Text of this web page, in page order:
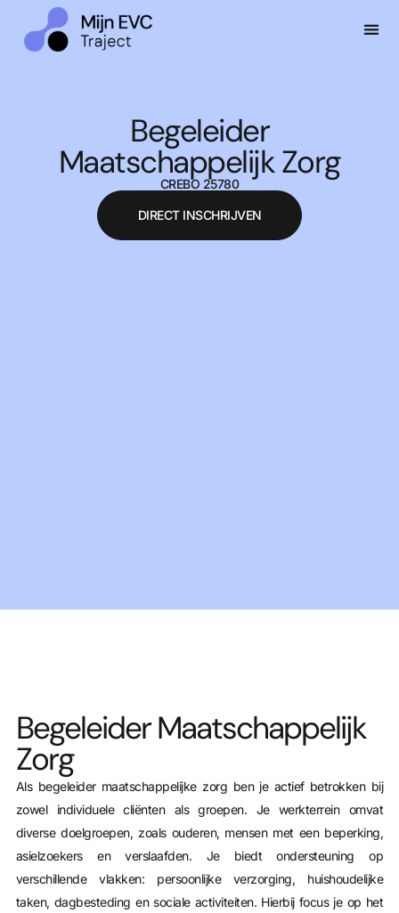
Begeleider
Maatschappelijk Zorg
CREBO 25780
DIRECT INSCHRIJVEN
Begeleider Maatschappelijk
Zorg
Als begeleider maatschappelijke zorg ben je actief betrokken bij
zowel individuele cliënten als groepen. Je werkterrein omvat
diverse doelgroepen, zoals ouderen, mensen met een beperking,
asielzoekers en verslaafden. Je biedt ondersteuning op
verschillende vlakken: persoonlijke verzorging, huishoudelijke
taken, dagbesteding en sociale activiteiten. Hierbij focus je op het